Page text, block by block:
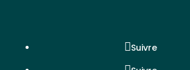
Suivre